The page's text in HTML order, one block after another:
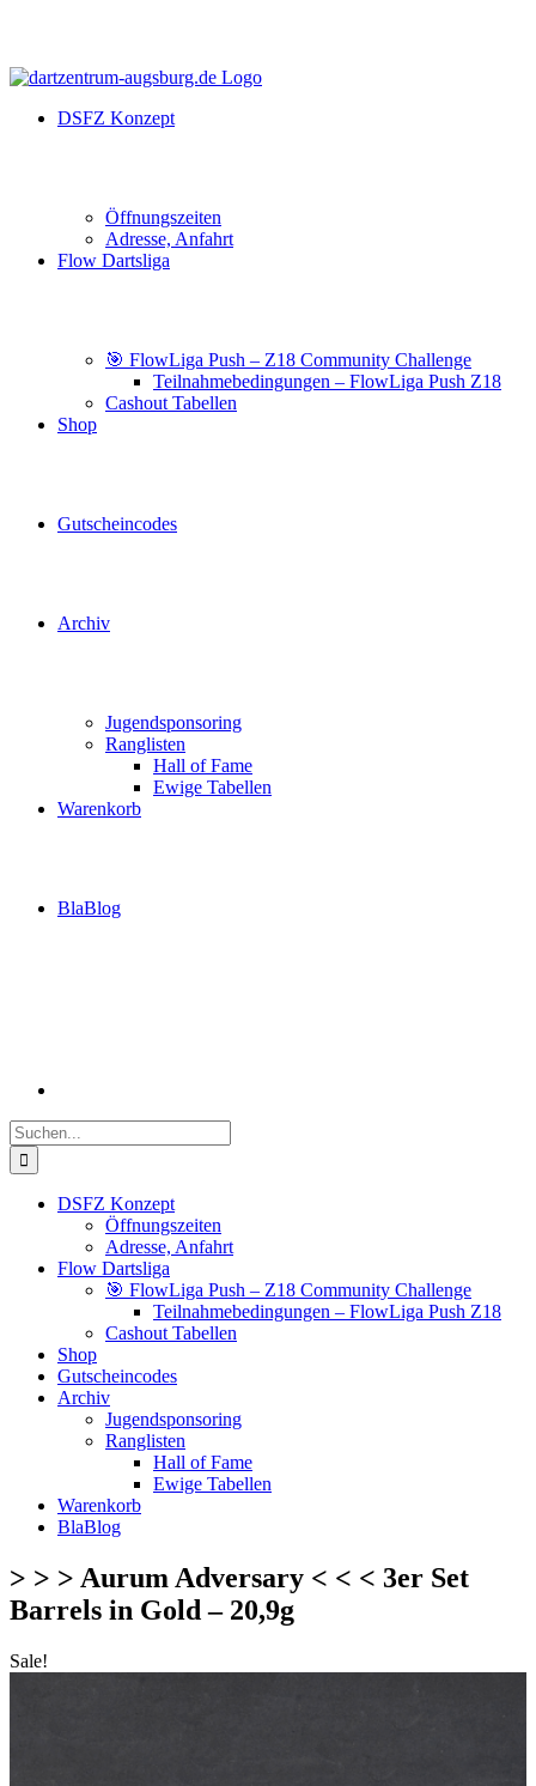
DSFZ Konzept
Öffnungszeiten
Adresse, Anfahrt
Flow Dartsliga
🎯 FlowLiga Push – Z18 Community Challenge
Teilnahmebedingungen – FlowLiga Push Z18
Cashout Tabellen
Shop
Gutscheincodes
Archiv
Jugendsponsoring
Ranglisten
Hall of Fame
Ewige Tabellen
Warenkorb
BlaBlog
Suche
nach:
DSFZ Konzept
Öffnungszeiten
Adresse, Anfahrt
Flow Dartsliga
🎯 FlowLiga Push – Z18 Community Challenge
Teilnahmebedingungen – FlowLiga Push Z18
Cashout Tabellen
Shop
Gutscheincodes
Archiv
Jugendsponsoring
Ranglisten
Hall of Fame
Ewige Tabellen
Warenkorb
BlaBlog
> > > Aurum Adversary < < < 3er Set
Barrels in Gold – 20,9g
Sale!